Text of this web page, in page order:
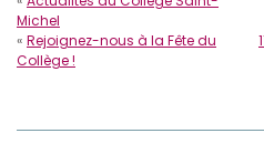
Michel
« Rejoignez-nous à la Fête du
Collège !